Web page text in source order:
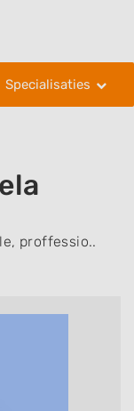
Specialisaties
proffessio..